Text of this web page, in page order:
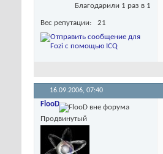
Благодарили 1 раз в 1
Вес репутации 21
16.09.2006, 07:40
FlooD
Продвинутый